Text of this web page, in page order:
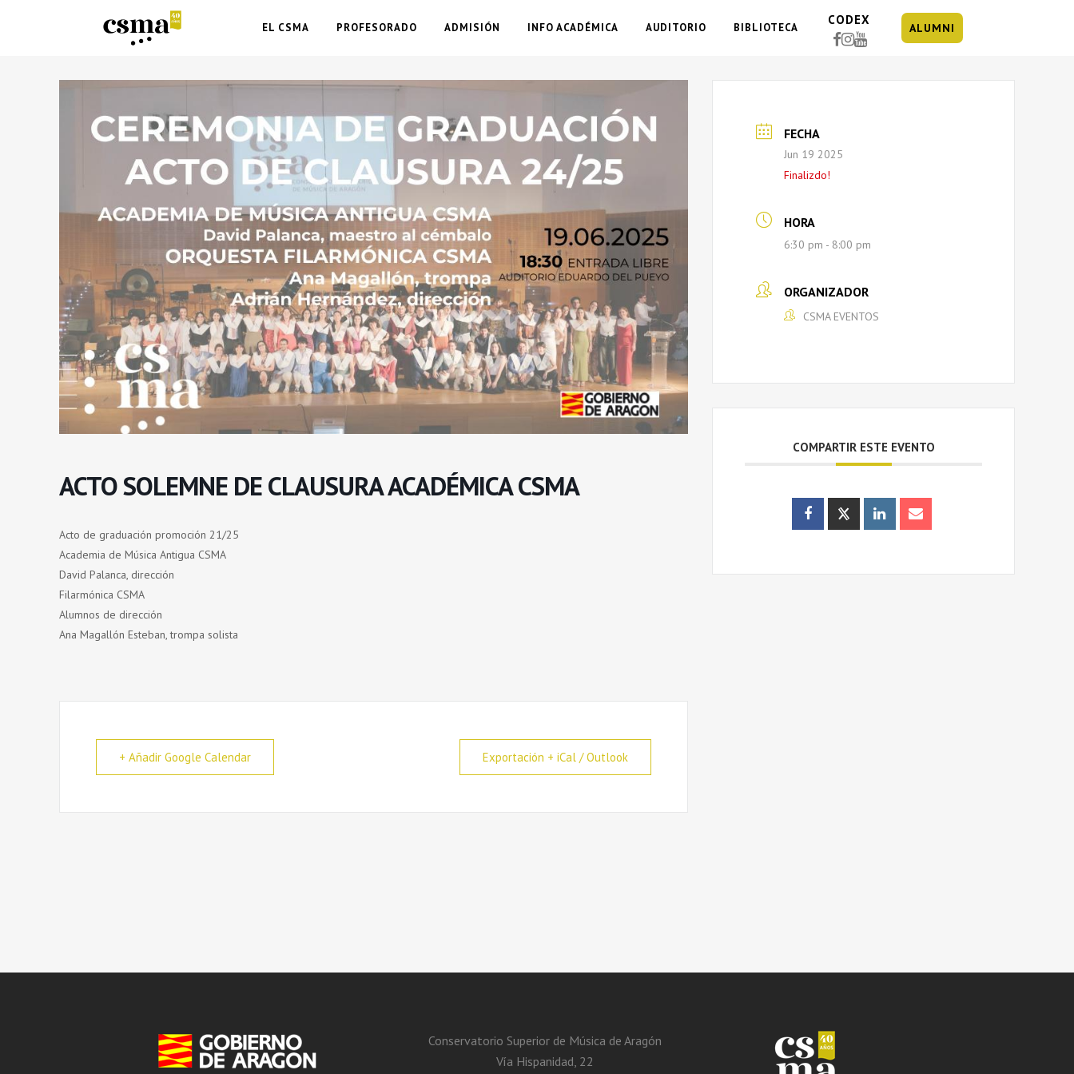
EL CSMA PROFESORADO ADMISIÓN INFO ACADÉMICA AUDITORIO BIBLIOTECA
CODEX
ALUMNI
ACTO SOLEMNE DE CLAUSURA ACADÉMICA CSMA
Acto de graduación promoción 21/25
Academia de Música Antigua CSMA
David Palanca, dirección
Filarmónica CSMA
Alumnos de dirección
Ana Magallón Esteban, trompa solista
+ Añadir Google Calendar Exportación + iCal / Outlook
FECHA
Jun 19 2025
Finalizdo!
HORA
6:30 pm - 8:00 pm
ORGANIZADOR
CSMA EVENTOS
COMPARTIR ESTE EVENTO
Conservatorio Superior de Música de Aragón
Vía Hispanidad, 22